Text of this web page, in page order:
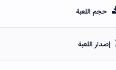
حجم اللعبة
إصدار اللعبة